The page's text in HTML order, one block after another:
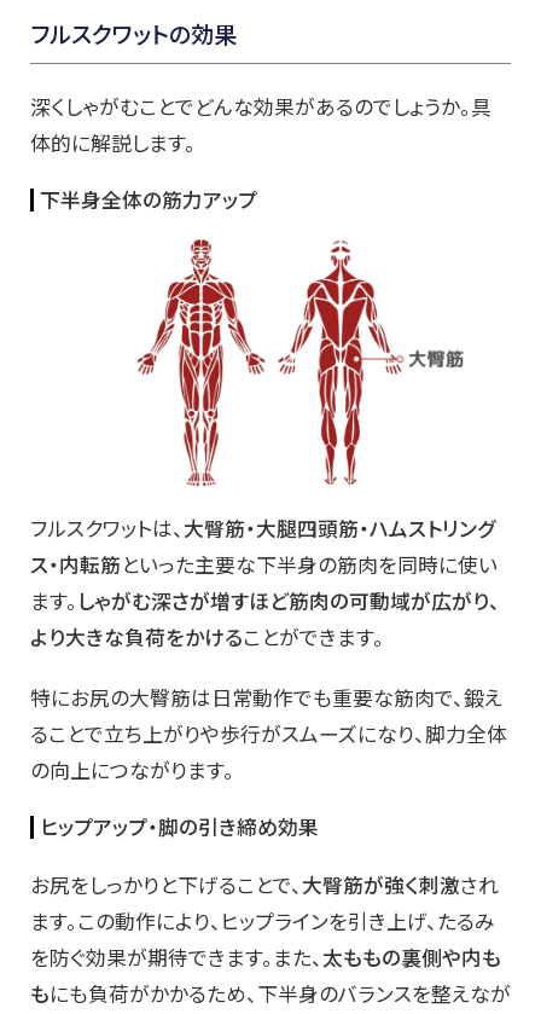
フルスクワットの効果
深くしゃがむことでどんな効果があるのでしょうか。具
体的に解説します。
下半身全体の筋力アップ
フルスクワットは、大臀筋・大腿四頭筋・ハムストリング
ス・内転筋といった主要な下半身の筋肉を同時に使い
ます。 しゃがむ深さが増すほど筋肉の可動域が広がり、
より大きな負荷をかけることができます。
特にお尻の大臀筋は日常動作でも重要な筋肉で、鍛え
ることで立ち上がりや歩行がスムーズになり、脚力全体
の向上につながります。
ヒップアップ・脚の引き締め効果
お尻をしっかりと下げることで、大臀筋が強く刺激され
ます。この動作により、ヒップラインを引き上げ、たるみ
を防ぐ効果が期待できます。また、太ももの裏側や内も
もにも負荷がかかるため、下半身のバランスを整えなが